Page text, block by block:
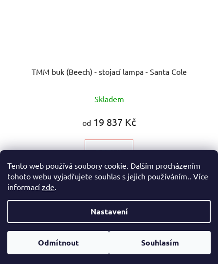
Tento web používá soubory cookie. Dalším procházením
tohoto webu vyjadřujete souhlas s jejich používáním.. Více
informací zde.
Nastavení
Odmítnout Souhlasím
TMM buk (Beech) - stojací lampa - Santa Cole
Skladem
od 19 837 Kč
DETAIL
Stojací lampa s nadčasovou lehkostí kombinující dřevěný
Vytvořil Shoptet
Copyright 2026eshop Hynek Medřický. Všechna práva
vyhrazena.